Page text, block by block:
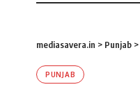
mediasavera.in > Punjab >
PUNJAB